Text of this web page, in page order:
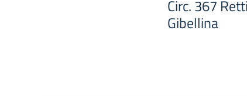
Circ. 367
Gibellina